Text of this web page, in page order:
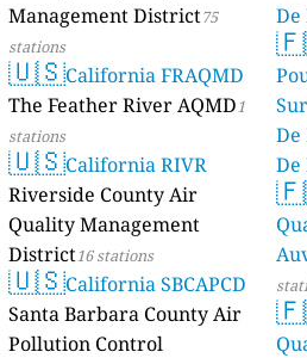
Management District75
stations
🇺🇸California FRAQMD
The Feather River AQMD1
stations
🇺🇸California RIVR
Riverside County Air
Quality Management
District16 stations
🇺🇸California SBCAPCD
Santa Barbara County Air
Pollution Control
De
De
De